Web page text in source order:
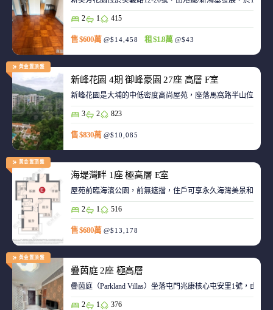
2 1 415
售 $600萬 @$14,458 租 $1.8萬 @$43
黃金置頂盤
新峰花園 4期 御峰豪園 27座 高層 F室
新峰花園是大埔的中低密度高尚屋苑，座落馬窩路半山位置
3 2 823
售 $830萬 @$10,085
黃金置頂盤
海堤灣畔 1座 極高層 E室
屋苑前臨海濱公園，前無遮擋，住戶可享永久海灣美景和赤
2 1 516
售 $680萬 @$13,178
黃金置頂盤
疊茵庭 2座 極高層
疊茵庭（Parkland Villas）坐落屯門兆康核心屯安里1號，由
2 1 376